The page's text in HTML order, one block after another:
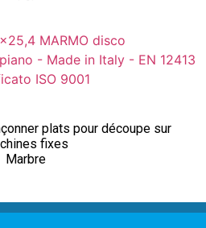
plats pour découpe sur
fixes
Marbre